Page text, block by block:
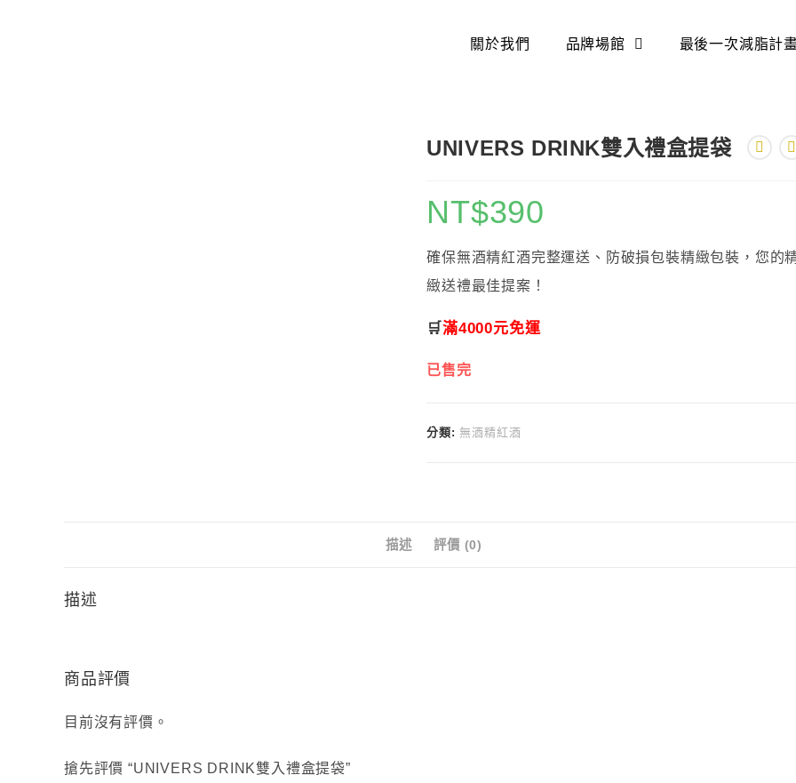
關於我們 品牌場館 最後一次減脂計
UNIVERS DRINK雙入禮盒提袋
NT$390
確保無酒精紅酒完整運送、防破損包裝精緻包裝，您的
緻送禮最佳提案！
🛒滿4000元免運
已售完
分類: 無酒精紅酒
描述 評價 (0)
描述
商品評價
目前沒有評價。
搶先評價 “UNIVERS DRINK雙入禮盒提袋”